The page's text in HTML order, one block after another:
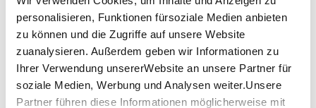
personalisieren, Funktionen fürsoziale Medien anbieten
zu können und die Zugriffe auf unsere Website
zuanalysieren. Außerdem geben wir Informationen zu
Ihrer Verwendung unsererWebsite an unsere Partner für
soziale Medien, Werbung und Analysen weiter.Unsere
Partner führen diese Informationen möglicherweise mit
Sonntag
-
Öffnungszeiten von Google
Lage & Kontakt